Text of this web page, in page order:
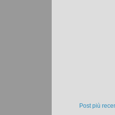
Post più